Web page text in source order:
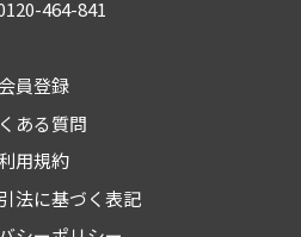
464-841
会員登録
ある質問
用規約
法に基づく表記